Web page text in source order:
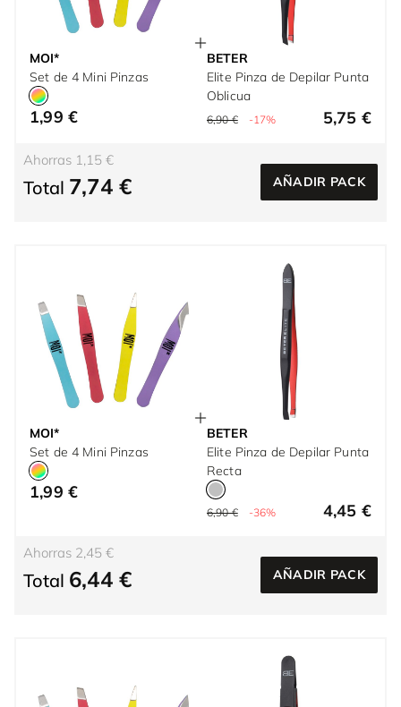
MOI*
Set de 4 Mini Pinzas
1,99 €
BETER
Elite Pinza de Depilar Punta
Oblicua
6,90 € -17% 5,75 €
Ahorras 1,15 €
Total 7,74 € AÑADIR PACK
MOI*
Set de 4 Mini Pinzas
1,99 €
BETER
Elite Pinza de Depilar Punta
Recta
6,90 € -36% 4,45 €
Ahorras 2,45 €
Total 6,44 € AÑADIR PACK